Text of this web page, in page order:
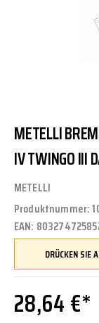
METELLI
IV TWINGO III
METELLI
Produktnummer:
EAN:
28,64 €*